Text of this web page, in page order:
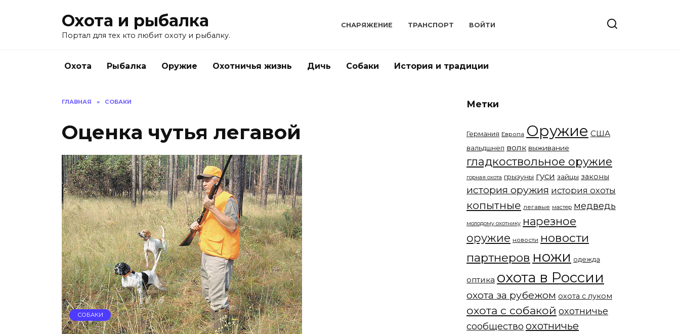
Охота и рыбалка
Портал для тех кто любит охоту и рыбалку.
СНАРЯЖЕНИЕ ТРАНСПОРТ ВОЙТИ
Охота Рыбалка Оружие Охотничья жизнь Дичь Собаки История и традиции
ГЛАВНАЯ » СОБАКИ
Оценка чутья легавой
СОБАКИ
Метки
Германия Европа Оружие США
вальдшнеп волк выживание
гладкоствольное оружие
горная охота грызуны гуси зайцы законы
история оружия история охоты
копытные легавые мастер медведь
молодому охотнику нарезное
оружие новости новости
партнеров ножи одежда
оптика охота в России
охота за рубежом охота с луком
охота с собакой охотничье
сообщество охотничье